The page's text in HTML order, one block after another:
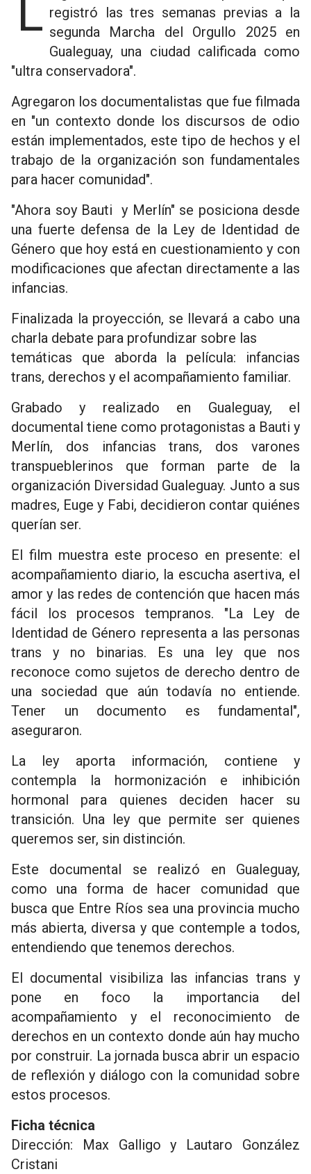
Llega a nuestra ciudad la película que registró las tres semanas previas a la
segunda Marcha del Orgullo 2025 en
Gualeguay, una ciudad calificada como
"ultra conservadora".
Agregaron los documentalistas que fue filmada
en "un contexto donde los discursos de odio
están implementados, este tipo de hechos y el
trabajo de la organización son fundamentales
para hacer comunidad".
"Ahora soy Bauti y Merlín" se posiciona desde
una fuerte defensa de la Ley de Identidad de
Género que hoy está en cuestionamiento y con
modificaciones que afectan directamente a las
infancias.
Finalizada la proyección, se llevará a cabo una
charla debate para profundizar sobre las
temáticas que aborda la película: infancias
trans, derechos y el acompañamiento familiar.
Grabado y realizado en Gualeguay, el
documental tiene como protagonistas a Bauti y
Merlín, dos infancias trans, dos varones
transpueblerinos que forman parte de la
organización Diversidad Gualeguay. Junto a sus
madres, Euge y Fabi, decidieron contar quiénes
querían ser.
El film muestra este proceso en presente: el
acompañamiento diario, la escucha asertiva, el
amor y las redes de contención que hacen más
fácil los procesos tempranos. "La Ley de
Identidad de Género representa a las personas
trans y no binarias. Es una ley que nos
reconoce como sujetos de derecho dentro de
una sociedad que aún todavía no entiende.
Tener un documento es fundamental",
aseguraron.
La ley aporta información, contiene y
contempla la hormonización e inhibición
hormonal para quienes deciden hacer su
transición. Una ley que permite ser quienes
queremos ser, sin distinción.
Este documental se realizó en Gualeguay,
como una forma de hacer comunidad que
busca que Entre Ríos sea una provincia mucho
más abierta, diversa y que contemple a todos,
entendiendo que tenemos derechos.
El documental visibiliza las infancias trans y
pone en foco la importancia del
acompañamiento y el reconocimiento de
derechos en un contexto donde aún hay mucho
por construir. La jornada busca abrir un espacio
de reflexión y diálogo con la comunidad sobre
estos procesos.
Ficha técnica
Dirección: Max Galligo y Lautaro González
Cristani